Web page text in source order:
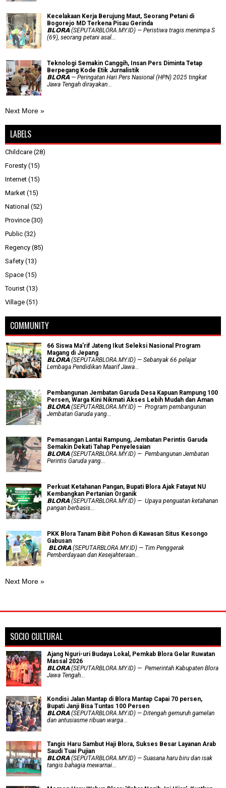
Kecelakaan Kerja Berujung Maut, Seorang Petani di
Bogorejo MD Terkena Pisau Gerinda
𝗕𝗟𝗢𝗥𝗔 (SEPUTARBLORA.MY.ID) — Peristiwa tragis menimpa S
(69), seorang petani asal...
Teknologi Semakin Canggih, Insan Pers Diminta Tetap
Berpegang Kode Etik Jurnalistik
𝗕𝗟𝗢𝗥𝗔 — Peringatan Hari Pers Nasional (HPN) 2025 tingkat
Jawa Tengah dirayakan...
Next More »
LABELS
Childcare (28)
Foresty (15)
Internet (15)
Market (15)
National (52)
Province (30)
Public (32)
Regency (85)
Safety (13)
Space (15)
Tourist (13)
Village (51)
COMMUNITY
66 Siswa Ma’rif Jateng Ikut Seleksi Nasional Program
Magang di Jepang
𝗕𝗟𝗢𝗥𝗔 (SEPUTARBLORA.MY.ID) — Sebanyak 66 pelajar
Lembaga Pendidikan Maarif Jawa...
Pembangunan Jembatan Garuda Desa Kapuan Rampung 100
Persen, Warga Kini Nikmati Akses Lebih Mudah dan Aman
𝗕𝗟𝗢𝗥𝗔 (SEPUTARBLORA.MY.ID) — Program pembangunan
Jembatan Garuda yang...
Pemasangan Lantai Rampung, Jembatan Perintis Garuda
Semakin Dekati Tahap Penyelesaian
𝗕𝗟𝗢𝗥𝗔 (SEPUTARBLORA.MY.ID) — Pembangunan Jembatan
Perintis Garuda yang...
​Perkuat Ketahanan Pangan, Bupati Blora Ajak Fatayat NU
Kembangkan Pertanian Organik
𝗕𝗟𝗢𝗥𝗔 (SEPUTARBLORA.MY.ID) — Upaya penguatan ketahanan
pangan berbasis...
PKK Blora Tanam Bibit Pohon di Kawasan Situs Kesongo
Gabusan
‎ 𝗕𝗟𝗢𝗥𝗔 (SEPUTARBLORA.MY.ID) — Tim Penggerak
Pemberdayaan dan Kesejahteraan...
Next More »
SOCIO CULTURAL
Ajang Nguri-uri Budaya Lokal, Pemkab Blora Gelar Ruwatan
Massal 2026
𝗕𝗟𝗢𝗥𝗔 (SEPUTARBLORA.MY.ID) — Pemerintah Kabupaten Blora
Jawa Tengah...
Kondisi Jalan Mantap di Blora Mantap Capai 70 persen,
Bupati Janji Bisa Tuntas 100 Persen
𝗕𝗟𝗢𝗥𝗔 (SEPUTARBLORA.MY.ID) — Ditengah gemuruh gamelan
dan antusiasme ribuan warga...
Tangis Haru Sambut Haji Blora, Sukses Besar Layanan Arab
Saudi Tuai Pujian
𝗕𝗟𝗢𝗥𝗔 (SEPUTARBLORA.MY.ID) — Suasana haru biru dan isak
tangis bahagia mewarnai...